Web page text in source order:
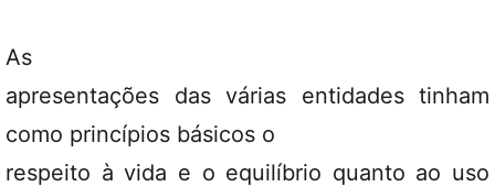
As
apresentações das várias entidades tinham
como princípios básicos o
respeito à vida e o equilíbrio quanto ao uso